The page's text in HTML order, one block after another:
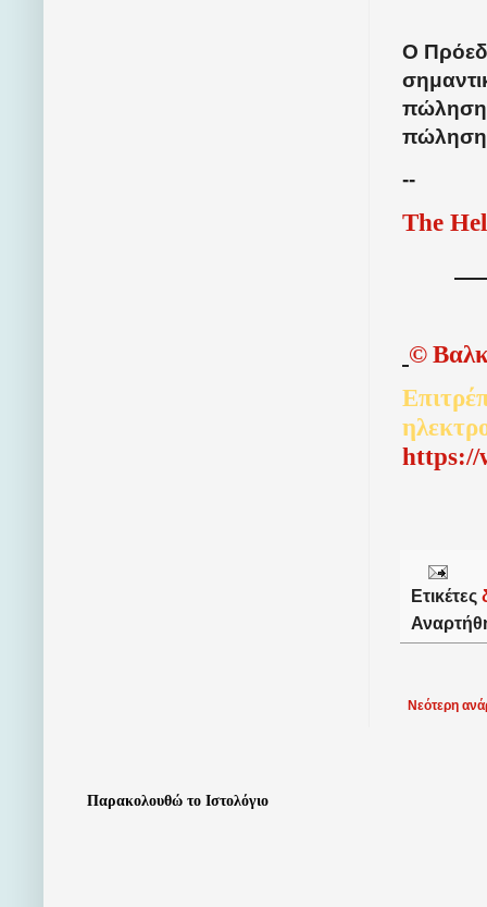
Ο
πώληση
πώληση
--
The
©
https://
Ετικέτες
Νεότερη
Παρακολουθώ το Ιστολόγιο